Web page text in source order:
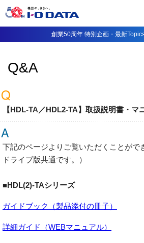
創業50周年 特別企画・最新
Q&A
【HDL-TA／HDL2-TA】取扱説明書・マ
下記のページよりご覧いただくことがで
ドライブ版共通です。）
■HDL(2)-TAシリーズ
ガイドブック（製品添付の冊子）
詳細ガイド（WEBマニュアル）